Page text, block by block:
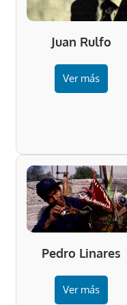
Juan Rulfo
Ver más
Pedro Linares
Ver más